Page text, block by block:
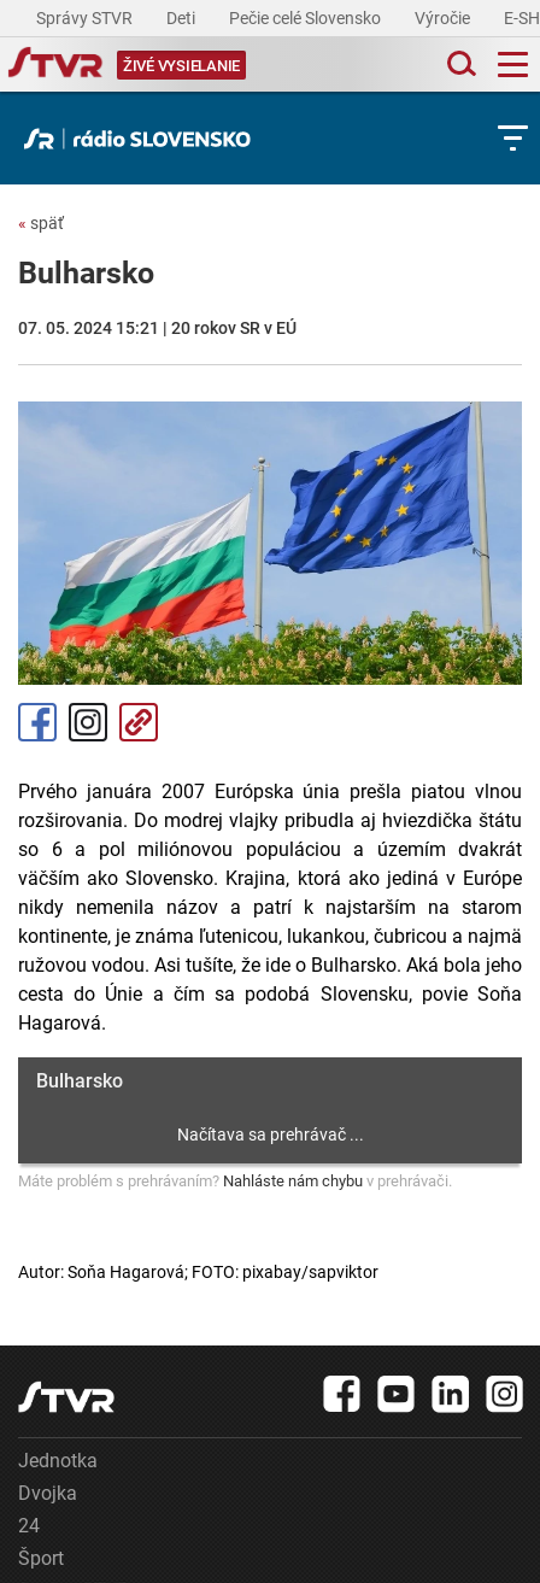
Správy STVR Deti Pečie celé Slovensko Výročie E-
ŽIVÉ VYSIELANIE
« späť
Bulharsko
07. 05. 2024 15:21 | 20 rokov SR v EÚ
Prvého januára 2007 Európska únia prešla piatou vlnou
rozširovania. Do modrej vlajky pribudla aj hviezdička štátu
so 6 a pol miliónovou populáciou a územím dvakrát
väčším ako Slovensko. Krajina, ktorá ako jediná v Európe
nikdy nemenila názov a patrí k najstarším na starom
kontinente, je známa ľutenicou, lukankou, čubricou a najmä
ružovou vodou. Asi tušíte, že ide o Bulharsko. Aká bola jeho
cesta do Únie a čím sa podobá Slovensku, povie Soňa
Hagarová.
Bulharsko
Máte problém s prehrávaním? Nahláste nám chybu v prehrávači.
Autor: Soňa Hagarová; FOTO: pixabay/sapviktor
Jednotka
Dvojka
24
Šport